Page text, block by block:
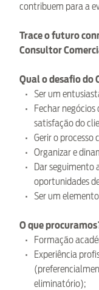
contribuem para a
Trace o futuro
Consultor
Qual o desafio do
Ser um
Fechar
satisfação do
Gerir o
Organizar e
Dar seguimento
oportunidades
Ser um
O que
Formação
Experiência
eliminatório);